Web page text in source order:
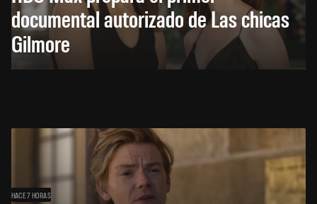
documental autorizado de Las chicas
Gilmore
HACE 7 HORAS